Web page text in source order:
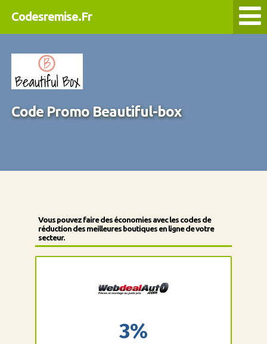
Codesremise.Fr
Code Promo Beautiful-box
Vous pouvez faire des économies avec les codes de
réduction des meilleures boutiques en ligne de votre
secteur.
3%